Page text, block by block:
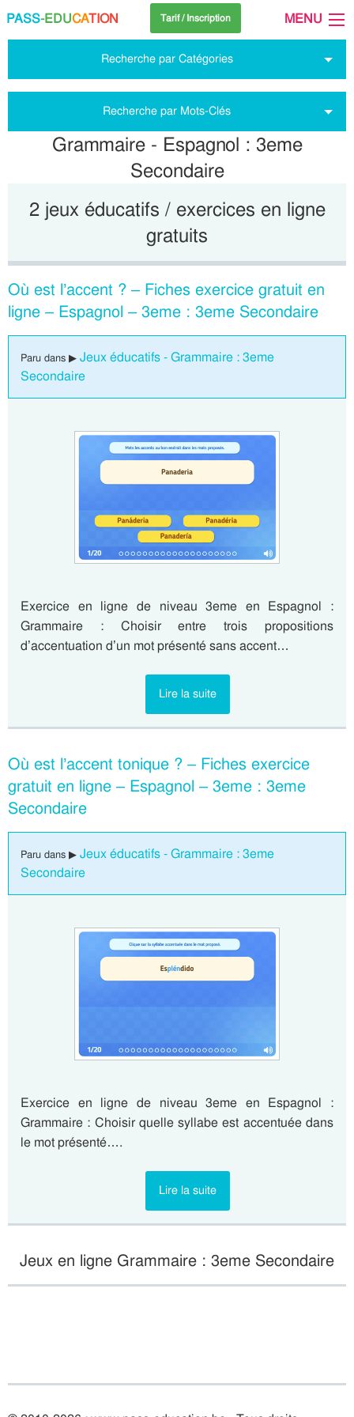
PASS-EDUCATION Tarif / Inscription MENU
Recherche par Catégories
Recherche par Mots-Clés
Grammaire - Espagnol : 3eme
Secondaire
2 jeux éducatifs / exercices en ligne
gratuits
Où est l’accent ? – Fiches exercice gratuit en
ligne – Espagnol – 3eme : 3eme Secondaire
Paru dans ▶ Jeux éducatifs - Grammaire : 3eme
Secondaire
Exercice en ligne de niveau 3eme en Espagnol :
Grammaire : Choisir entre trois propositions
d’accentuation d’un mot présenté sans accent…
Lire la suite
Où est l’accent tonique ? – Fiches exercice
gratuit en ligne – Espagnol – 3eme : 3eme
Secondaire
Paru dans ▶ Jeux éducatifs - Grammaire : 3eme
Secondaire
Exercice en ligne de niveau 3eme en Espagnol :
Grammaire : Choisir quelle syllabe est accentuée dans
le mot présenté….
Lire la suite
Jeux en ligne Grammaire : 3eme Secondaire